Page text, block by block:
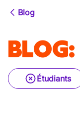
Blog
BLOG:
Étudiants